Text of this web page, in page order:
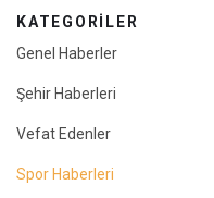
KATEGORİLER
Genel Haberler
Şehir Haberleri
Vefat Edenler
Spor Haberleri